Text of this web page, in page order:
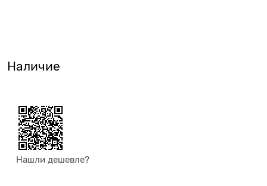
Наличие
Нашли дешевле?